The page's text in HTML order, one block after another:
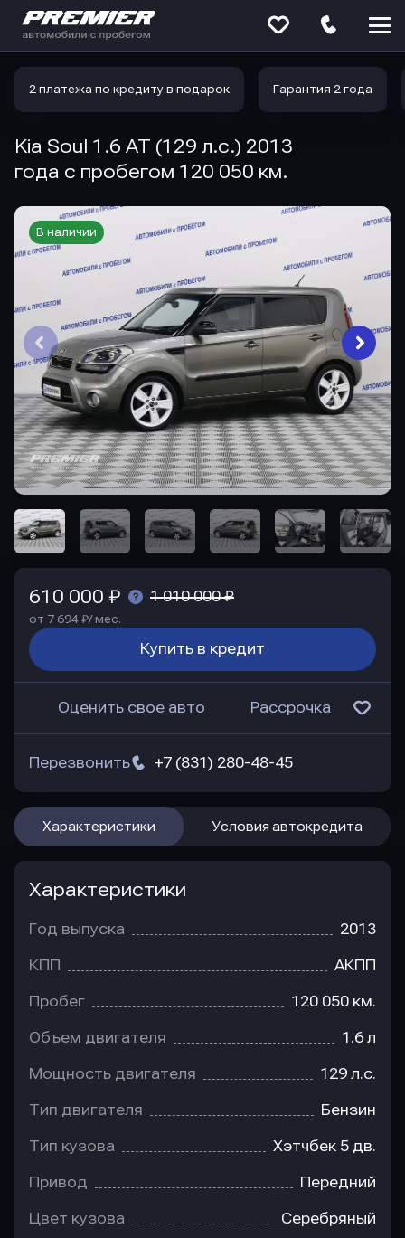
2 платежа по кредиту в подарок Гарантия 2 года
Kia Soul 1.6 AT (129 л.с.) 2013
года с пробегом 120 050 км.
В наличии
610 000 ₽ 1 010 000 ₽
от 7 694 ₽/ мес.
Купить в кредит
Оценить свое авто Рассрочка
+7 (831) 280-48-45
Перезвонить
Характеристики Условия автокредита
Характеристики
Год выпуска 2013
КПП АКПП
Пробег 120 050 км.
Объем двигателя 1.6 л
Мощность двигателя 129 л.с.
Тип двигателя Бензин
Тип кузова Хэтчбек 5 дв.
Привод Передний
Цвет кузова Серебряный